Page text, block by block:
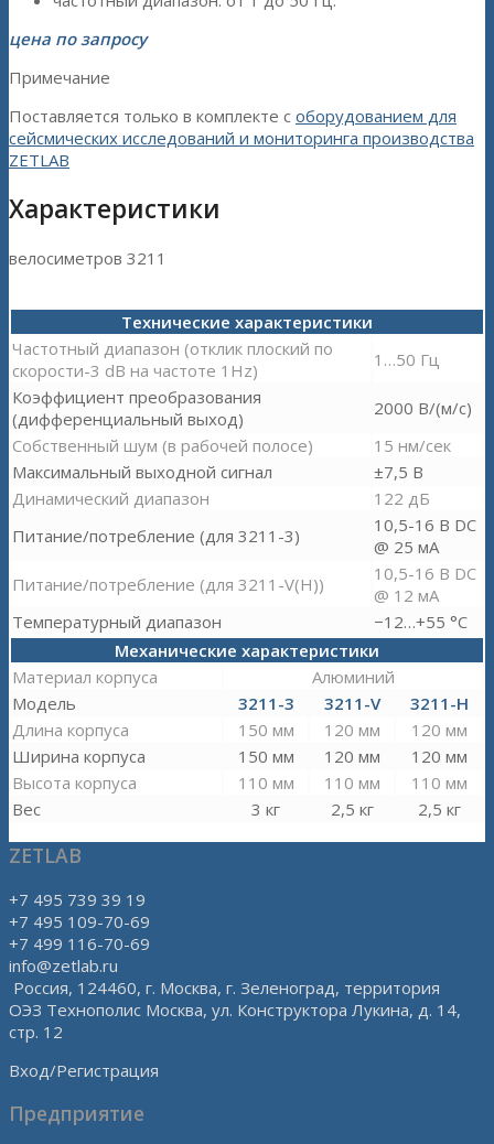
цена по запросу
Примечание
Поставляется только в комплекте с оборудованием для
сейсмических исследований и мониторинга производства
ZETLAB
Характеристики
велосиметров 3211
Технические характеристики
Частотный диапазон (отклик плоский по
скорости-3 dB на частоте 1Hz)
1…50 Гц
Коэффициент преобразования
(дифференциальный выход)
2000 В/(м/с)
Собственный шум (в рабочей полосе)
15 нм/сек
Максимальный выходной сигнал
±7,5 В
Динамический диапазон
122 дБ
Питание/потребление (для 3211-3)
10,5-16 В DC
@ 25 мА
Питание/потребление (для 3211-V(H))
10,5-16 В DC
@ 12 мА
Температурный диапазон
−12…+55 °C
Механические характеристики
Материал корпуса
Алюминий
Модель
3211-3 3211-V
3211-H
Длина корпуса
150 мм 120 мм
120 мм
Ширина корпуса
150 мм 120 мм
120 мм
Высота корпуса
110 мм 110 мм
110 мм
Вес
3 кг 2,5 кг 2,5 кг
ZETLAB
+7 495 739 39 19
+7 495 109-70-69
+7 499 116-70-69
info@zetlab.ru
Россия, 124460, г. Москва, г. Зеленоград, территория
ОЭЗ Технополис Москва, ул. Конструктора Лукина, д. 14,
стр. 12
Вход/Регистрация
Предприятие